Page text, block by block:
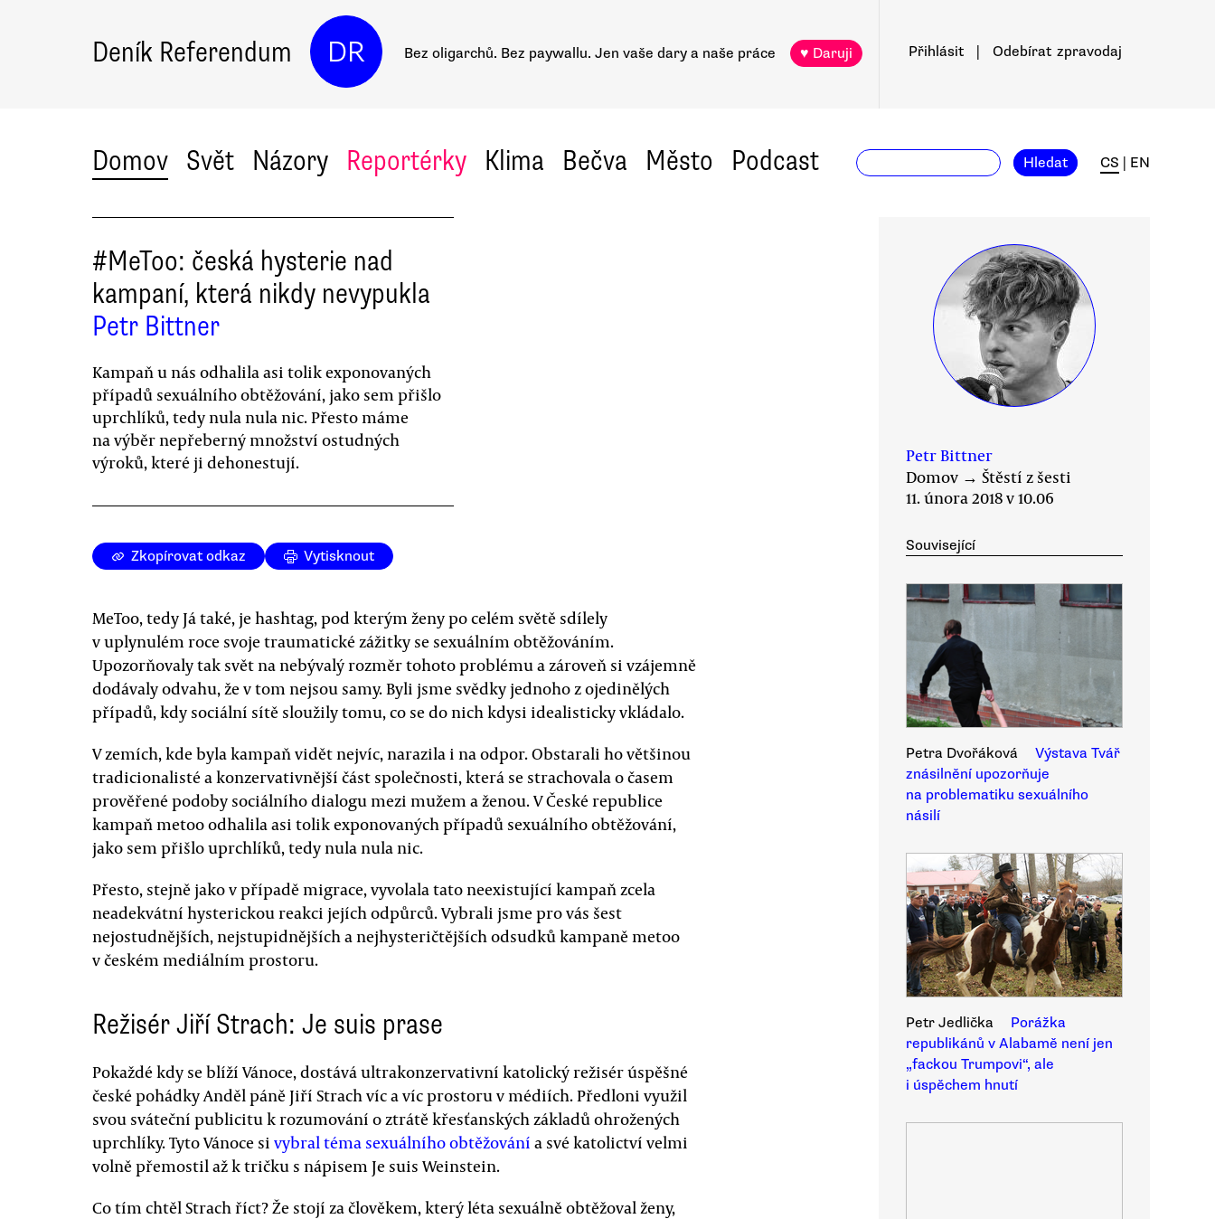
Deník Referendum DR Bez oligarchů. Bez paywallu. Jen vaše dary a naše práce ♥ Daruji Přihlásit Odebírat zpravodaj
Domov Svět Názory Reportérky Klima Bečva Město Podcast Hledat CS EN
#MeToo: česká hysterie nad
kampaní, která nikdy nevypukla
Petr Bittner
Kampaň u nás odhalila asi tolik exponovaných
případů sexuálního obtěžování, jako sem přišlo
uprchlíků, tedy nula nula nic. Přesto máme
na výběr nepřeberný množství ostudných
výroků, které ji dehonestují.
Zkopírovat odkaz Vytisknout
MeToo, tedy Já také, je hashtag, pod kterým ženy po celém světě sdílely
v uplynulém roce svoje traumatické zážitky se sexuálním obtěžováním.
Upozorňovaly tak svět na nebývalý rozměr tohoto problému a zároveň si vzájemně
dodávaly odvahu, že v tom nejsou samy. Byli jsme svědky jednoho z ojedinělých
případů, kdy sociální sítě sloužily tomu, co se do nich kdysi idealisticky vkládalo.
V zemích, kde byla kampaň vidět nejvíc, narazila i na odpor. Obstarali ho většinou
tradicionalisté a konzervativnější část společnosti, která se strachovala o časem
prověřené podoby sociálního dialogu mezi mužem a ženou. V České republice
kampaň metoo odhalila asi tolik exponovaných případů sexuálního obtěžování,
jako sem přišlo uprchlíků, tedy nula nula nic.
Přesto, stejně jako v případě migrace, vyvolala tato neexistující kampaň zcela
neadekvátní hysterickou reakci jejích odpůrců. Vybrali jsme pro vás šest
nejostudnějších, nejstupidnějších a nejhysteričtějších odsudků kampaně metoo
v českém mediálním prostoru.
Režisér Jiří Strach: Je suis prase
Pokaždé kdy se blíží Vánoce, dostává ultrakonzervativní katolický režisér úspěšné
české pohádky Anděl páně Jiří Strach víc a víc prostoru v médiích. Předloni využil
svou sváteční publicitu k rozumování o ztrátě křesťanských základů ohrožených
uprchlíky. Tyto Vánoce si vybral téma sexuálního obtěžování a své katolictví velmi
volně přemostil až k tričku s nápisem Je suis Weinstein.
Co tím chtěl Strach říct? Že stojí za člověkem, který léta sexuálně obtěžoval ženy,
Petr Bittner
Domov → Štěstí z šesti
11. února 2018 v 10.06
Související
Petra Dvořáková
Výstava Tvář
znásilnění upozorňuje
na problematiku sexuálního
násilí
Petr Jedlička
Porážka
republikánů v Alabamě není jen
„fackou Trumpovi“, ale
i úspěchem hnutí